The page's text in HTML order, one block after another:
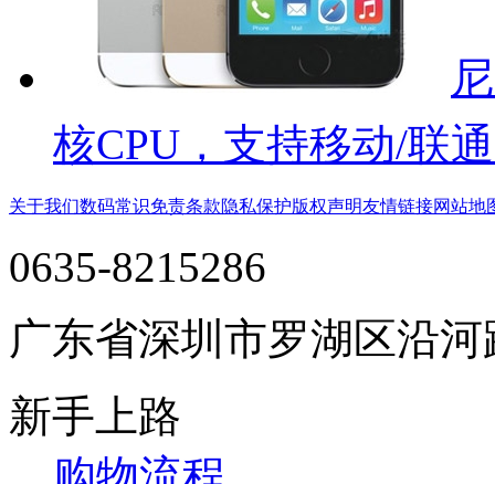
核CPU，支持移动/联
关于我们数码常识免责条款隐私保护版权声明友情链接网站地
0635-8215286
广东省深圳市罗湖区沿河
新手上路